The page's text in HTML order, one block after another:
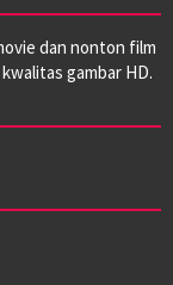
dan nonton film
gambar HD.